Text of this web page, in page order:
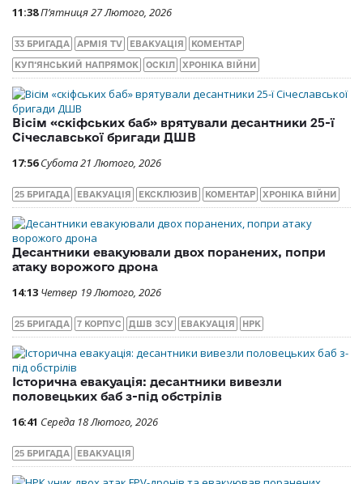
11:38П’ятниця 27 Лютого, 2026
33 БРИГАДА АРМІЯ TV ЕВАКУАЦІЯ КОМЕНТАР
КУП‘ЯНСЬКИЙ НАПРЯМОК ОСКІЛ ХРОНІКА ВІЙНИ
Вісім «скіфських баб» врятували десантники 25-ї
Січеславської бригади ДШВ
17:56 Субота 21 Лютого, 2026
25 БРИГАДА ЕВАКУАЦІЯ ЕКСКЛЮЗИВ КОМЕНТАР ХРОНІКА ВІЙНИ
Десантники евакуювали двох поранених, попри
атаку ворожого дрона
14:13 Четвер 19 Лютого, 2026
25 БРИГАДА 7 КОРПУС ДШВ ЗСУ ЕВАКУАЦІЯ НРК
Історична евакуація: десантники вивезли
половецьких баб з-під обстрілів
16:41 Середа 18 Лютого, 2026
25 БРИГАДА ЕВАКУАЦІЯ